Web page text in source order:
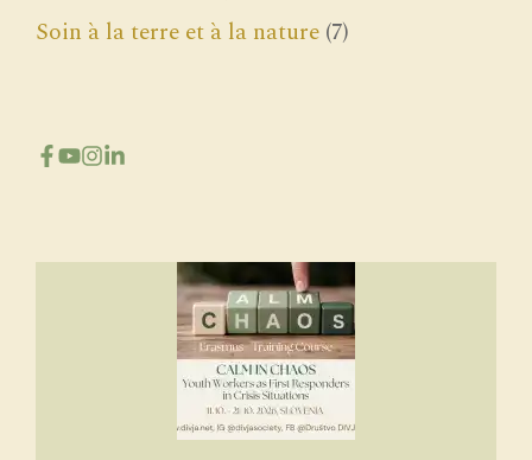
Soin à la terre et à la nature (7)